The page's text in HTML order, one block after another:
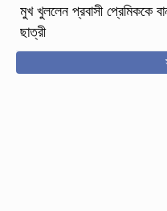
মুখ খুললেন প্রবাসী প্রেমিককে
ছাত্রী